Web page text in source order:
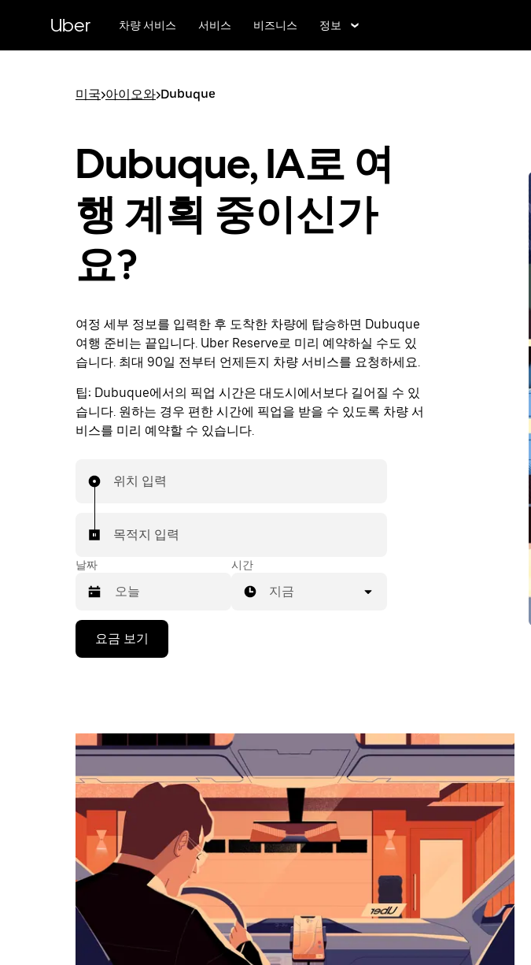
Uber 차량 서비스 서비스 비즈니스 정보
미국>아이오와>Dubuque
Dubuque, IA로 여
행 계획 중이신가
요?
여정 세부 정보를 입력한 후 도착한 차량에 탑승하면 Dubuque
여행 준비는 끝입니다. Uber Reserve로 미리 예약하실 수도 있
습니다. 최대 90일 전부터 언제든지 차량 서비스를 요청하세요.
팁: Dubuque에서의 픽업 시간은 대도시에서보다 길어질 수 있
습니다. 원하는 경우 편한 시간에 픽업을 받을 수 있도록 차량 서
비스를 미리 예약할 수 있습니다.
위치 입력
목적지 입력
날짜
려
아
래
화
키
를
러
날
시간
지금
요금 보기